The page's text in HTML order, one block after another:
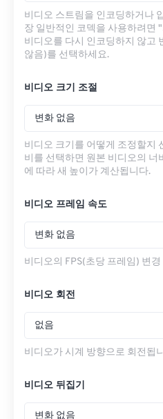
비디오 스트림을 인코딩하거나
장 일반적인 코덱을 사용하려면
비디오를 다시 인코딩하지 않고
않음)를 선택하세요.
비디오 크기 조절
변화 없음
비디오 크기를 어떻게 조정할지
비를 선택하면 원본 비디오의 너
에 따라 새 높이가 계산됩니다.
비디오 프레임 속도
변화 없음
비디오의 FPS(초당 프레임) 변경
비디오 회전
없음
비디오가 시계 방향으로 회전됩
비디오 뒤집기
변화 없음